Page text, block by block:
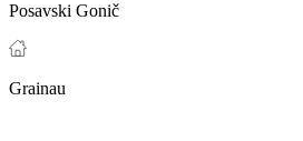
Posavski Gonič
Grainau